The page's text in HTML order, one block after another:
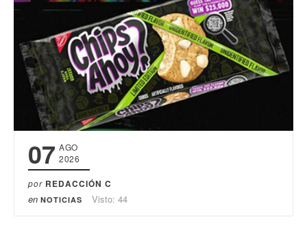
07 AGO
2026
por REDACCIÓN C
en NOTICIAS Visto: 44